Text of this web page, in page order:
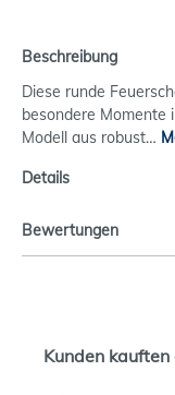
Beschreibung
Diese runde
besondere Momente
Modell aus robust…
Details
Bewertungen
Kunden kauften